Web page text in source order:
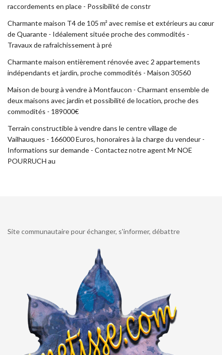
raccordements en place - Possibilité de constr
Charmante maison T4 de 105 m² avec remise et extérieurs au cœur
de Quarante - Idéalement située proche des commodités -
Travaux de rafraîchissement à pré
Charmante maison entièrement rénovée avec 2 appartements
indépendants et jardin, proche commodités - Maison 30560
Maison de bourg à vendre à Montfaucon - Charmant ensemble de
deux maisons avec jardin et possibilité de location, proche des
commodités - 189000€
Terrain constructible à vendre dans le centre village de
Vailhauques - 166000 Euros, honoraires à la charge du vendeur -
Informations sur demande - Contactez notre agent Mr NOE
POURRUCH au
Site communautaire pour échanger, s'informer, débattre